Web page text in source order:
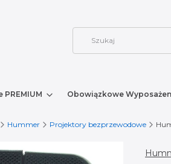
Obowiązkowe
Hummer Projektory bezprzewodowe